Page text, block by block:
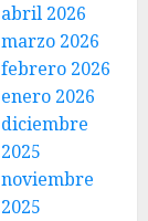
abril 2026
marzo 2026
febrero 2026
enero 2026
diciembre
2025
noviembre
2025